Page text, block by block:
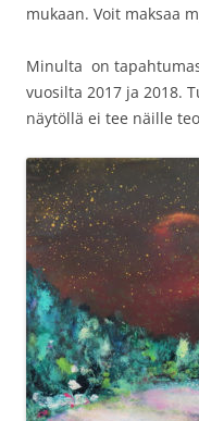
mukaan. Voit maksaa
Minulta on
vuosilta 2017 ja 2018.
näytöllä ei tee näille